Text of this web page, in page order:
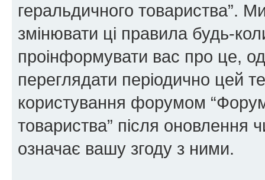
геральдичного товариства”.
змінювати ці правила будь-
проінформувати вас про це,
переглядати періодично цей
користування форумом
товариства” після оновлення
означає вашу згоду з ними.